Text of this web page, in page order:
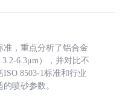
，重点分析了铝合金
6.3μm），并对比不
8503-1标准和行业
喷砂参数。